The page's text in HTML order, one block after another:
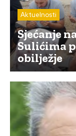
Aktuelnosti
Sjećanje
Sulićima
obilježje